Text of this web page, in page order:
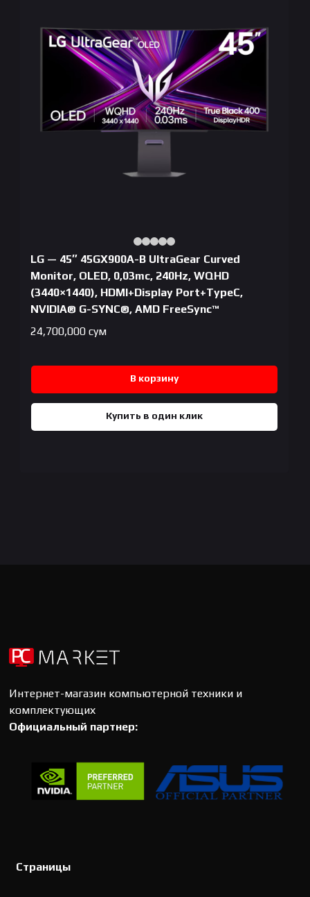
LG — 45″ 45GX900A-B UltraGear Curved
Monitor, OLED, 0,03mc, 240Hz, WQHD
(3440×1440), HDMI+Display Port+TypeC,
NVIDIA® G-SYNC®, AMD FreeSync™
24,700,000 сум
В корзину
Купить в один клик
Интернет-магазин компьютерной техники и
комплектующих
Официальный партнер:
Страницы